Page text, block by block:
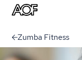
Zumba Fitness